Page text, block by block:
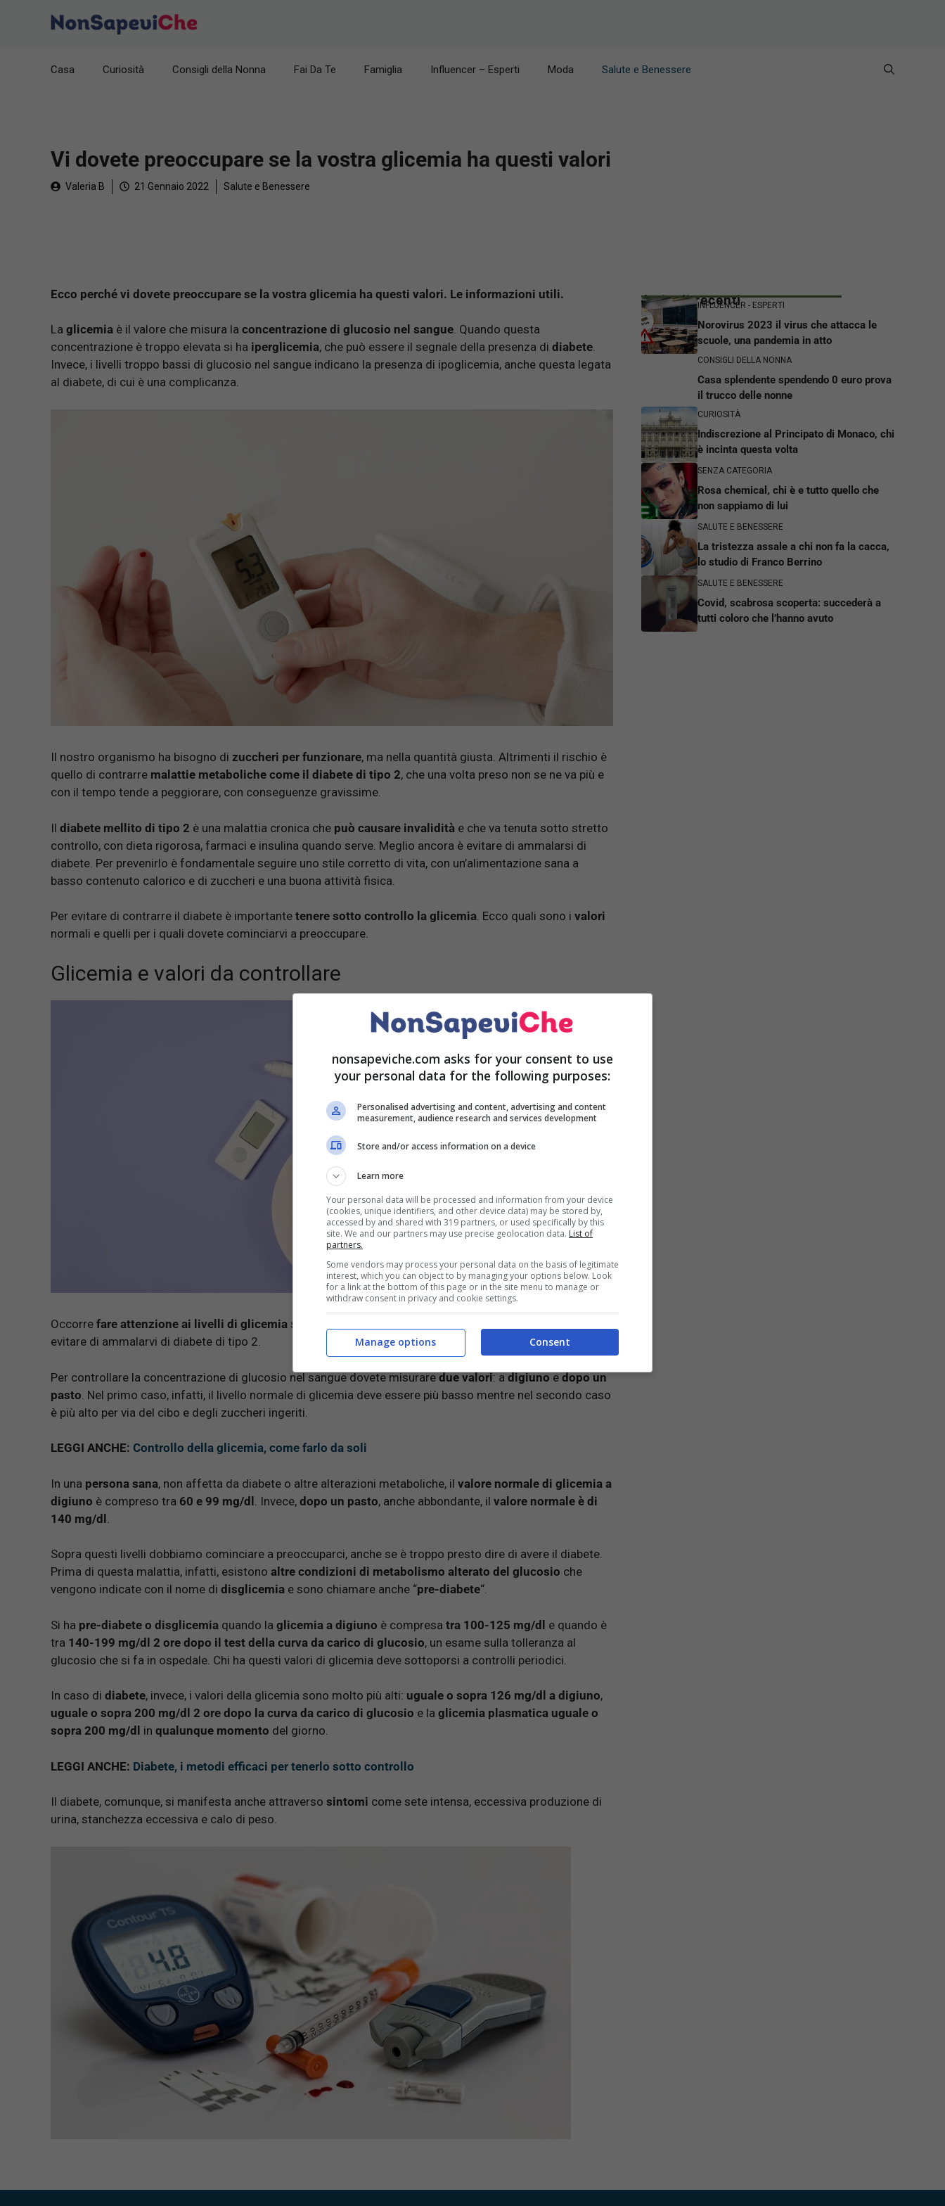
Casa Curiosità Consigli della Nonna Fai Da Te Famiglia Influencer – Esperti Moda Salute e Benessere
Vi dovete preoccupare se la vostra glicemia ha questi valori
Valeria B 21 Gennaio 2022 Salute e Benessere
Ecco perché vi dovete preoccupare se la vostra glicemia ha questi valori. Le informazioni utili.
La glicemia è il valore che misura la concentrazione di glucosio nel sangue. Quando questa
concentrazione è troppo elevata si ha iperglicemia, che può essere il segnale della presenza di diabete.
Invece, i livelli troppo bassi di glucosio nel sangue indicano la presenza di ipoglicemia, anche questa legata
al diabete, di cui è una complicanza.
Il nostro organismo ha bisogno di zuccheri per funzionare, ma nella quantità giusta. Altrimenti il rischio è
quello di contrarre malattie metaboliche come il diabete di tipo 2, che una volta preso non se ne va più e
con il tempo tende a peggiorare, con conseguenze gravissime.
Il diabete mellito di tipo 2 è una malattia cronica che può causare invalidità e che va tenuta sotto stretto
controllo, con dieta rigorosa, farmaci e insulina quando serve. Meglio ancora è evitare di ammalarsi di
diabete. Per prevenirlo è fondamentale seguire uno stile corretto di vita, con un’alimentazione sana a
basso contenuto calorico e di zuccheri e una buona attività fisica.
Per evitare di contrarre il diabete è importante tenere sotto controllo la glicemia. Ecco quali sono i valori
normali e quelli per i quali dovete cominciarvi a preoccupare.
Glicemia e valori da controllare
Occorre fare attenzione ai livelli di glicemia se non volete avere problemi di salute e soprattutto volete
evitare di ammalarvi di diabete di tipo 2.
Per controllare la concentrazione di glucosio nel sangue dovete misuraredue valori: adigiunoedopo un
pasto . Nel primo caso, infatti, il livello normale di glicemia deve essere più basso mentre nel secondo caso
è più alto per via del cibo e degli zuccheri ingeriti.
LEGGI ANCHE: Controllo della glicemia, come farlo da soli
In una persona sana, non affetta da diabete o altre alterazioni metaboliche, il valore normale di glicemia a
digiuno è compreso tra 60 e 99 mg/dl . Invece, dopo un pasto, anche abbondante, il valore normale è di
140 mg/dl
Sopra questi livelli dobbiamo cominciare a preoccuparci, anche se è troppo presto dire di avere il diabete.
Prima di questa malattia, infatti, esistono altre condizioni di metabolismo alterato del glucosio che
vengono indicate con il nome di disglicemia e sono chiamare anche “pre-diabete“.
Si ha pre-diabete o disglicemia quando la glicemia a digiuno è compresa tra 100-125 mg/dl e quando è
tra 140-199 mg/dl 2 ore dopo il test della curva da carico di glucosio, un esame sulla tolleranza al
glucosio che si fa in ospedale. Chi ha questi valori di glicemia deve sottoporsi a controlli periodici.
In caso di diabete, invece, i valori della glicemia sono molto più alti: uguale o sopra 126 mg/dl a digiuno,
uguale o sopra 200 mg/dl 2 ore dopo la curva da carico di glucosio e la glicemia plasmatica uguale o
sopra 200 mg/dl
in qualunque momento del giorno.
LEGGI ANCHE: Diabete, i metodi efficaci per tenerlo sotto controllo
Il diabete, comunque, si manifesta anche attraverso sintomi come sete intensa, eccessiva produzione di
urina, stanchezza eccessiva e calo di peso.
Articoli recentiINFLUENCER - ESPERTI
Norovirus 2023 il virus che attacca le
scuole, una pandemia in atto
CONSIGLI DELLA NONNA
Casa splendente spendendo 0 euro prova
il trucco delle nonne
CURIOSITÀ
Indiscrezione al Principato di Monaco, chi
è incinta questa volta
SENZA CATEGORIA
Rosa chemical, chi è e tutto quello che
non sappiamo di lui
SALUTE E BENESSERE
La tristezza assale a chi non fa la cacca,
lo studio di Franco Berrino
SALUTE E BENESSERE
Covid, scabrosa scoperta: succederà a
tutti coloro che l’hanno avuto
nonsapeviche.com asks for your consent to use
your personal data for the following purposes:
Personalised advertising and content, advertising and content
measurement, audience research and services development
Store and/or access information on a device
Learn more
Your personal data will be processed and information from your device
(cookies, unique identifiers, and other device data) may be stored by,
accessed by and shared with 319 partners, or used specifically by this
site. We and our partners may use precise geolocation data. List of
partners.
Some vendors may process your personal data on the basis of legitimate
interest, which you can object to by managing your options below. Look
for a link at the bottom of this page or in the site menu to manage or
withdraw consent in privacy and cookie settings.
Consent
Manage options